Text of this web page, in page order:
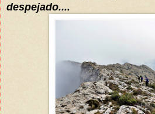
despejado....